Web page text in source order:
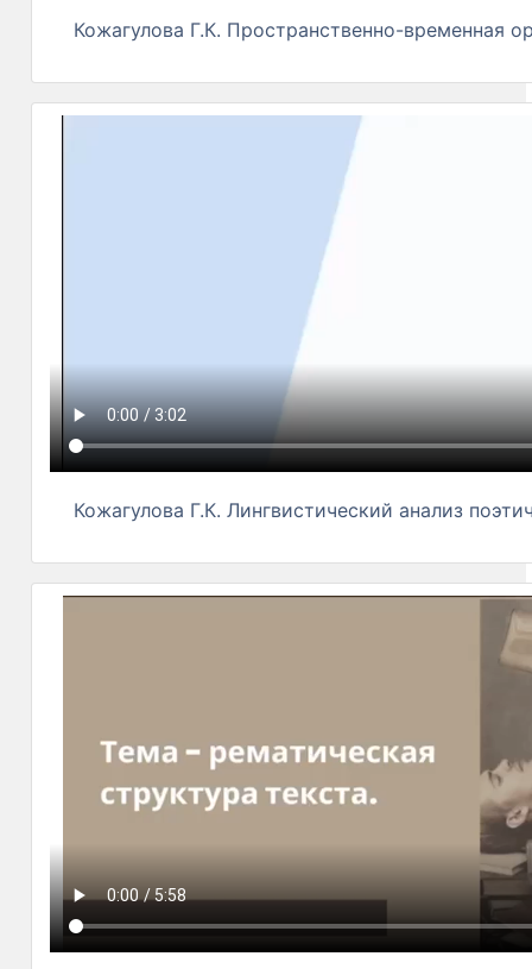
Кожагулова Г.К. Пространственно-временная
Кожагулова Г.К. Лингвистический анализ